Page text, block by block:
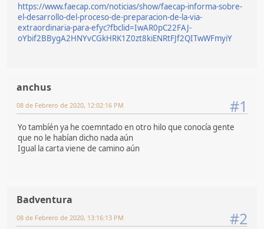
https://www.faecap.com/noticias/show/faecap-informa-sobre-
el-desarrollo-del-proceso-de-preparacion-de-la-via-
extraordinaria-para-efyc?fbclid=IwAR0pC22FAJ-
oYbif2BBygA2HNYvCGkHRK1Z0zt8kiENRtFJf2QITwWFmyiY
anchus
#1
08 de Febrero de 2020, 12:02:16 PM
Yo tambíén ya he coemntado en otro hilo que conocía gente
que no le habían dicho nada aún
Igual la carta viene de camino aún
Badventura
#2
08 de Febrero de 2020, 13:16:13 PM